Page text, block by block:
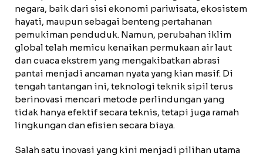
negara, baik dari sisi ekonomi pariwisata, ekosistem
hayati, maupun sebagai benteng pertahanan
pemukiman penduduk. Namun, perubahan iklim
global telah memicu kenaikan permukaan air laut
dan cuaca ekstrem yang mengakibatkan abrasi
pantai menjadi ancaman nyata yang kian masif. Di
tengah tantangan ini, teknologi teknik sipil terus
berinovasi mencari metode perlindungan yang
tidak hanya efektif secara teknis, tetapi juga ramah
lingkungan dan efisien secara biaya.
Salah satu inovasi yang kini menjadi pilihan utama